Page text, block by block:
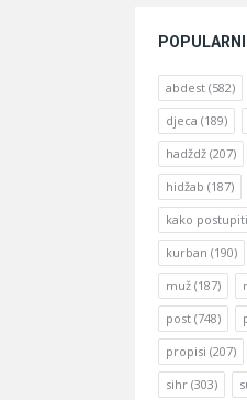
abdest (582)
djeca (189)
hadždž (207)
hidžab (187)
kako postupiti
kurban (190)
muž (187)
post (748)
propisi (207)
sihr (303)